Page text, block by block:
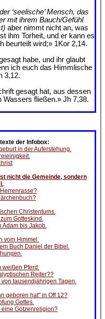
‘seelische’ Mensch, das
mit ihrem Bauch/Gefühl
aber nimmt nicht an, was
ihm Torheit, und er kann es
beurteilt wird;» 1Kor 2,14.
habe, und ihr glaubt
ich euch das Himmlische
3,12.
gesagt hat, aus dessen
Wassers fließen.» Jh 7,38.
der Infobox:
in der Auferstehung.
nicht die Gemeinde, sondern
Christentums.
Gotteskind.
Adam bis Jakob.
vom Himmel.
Buch Daniel der Bibel.
weißen Pferd.
Reiter??
tausendjährigen Tagen.
geboren hat" in Off 12?
Gottes.
eine Götzenreligion?